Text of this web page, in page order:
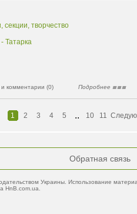
секции, творчество
Татарка
комментарии (0) Подробнее
1 2 3 4 5 .. 10 11
Обратная связь
Украины. Использование
HnB.com.ua.